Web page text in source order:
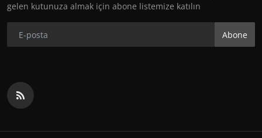
gelen kutunuza almak için abone listemize katılın
Abone